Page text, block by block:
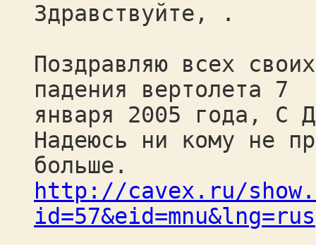
Здравствуйте, .
Поздравляю всех
падения вертолета 7
января 2005 года, С
Надеюсь ни кому не
больше.
http://cavex.ru/
id=57&eid=mnu&lng=rus